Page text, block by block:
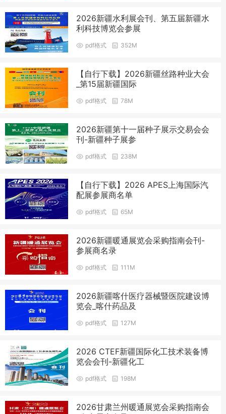
2026新疆水利展会刊、第五届新疆水
利科技博览会参展
pdf格式 352M
【自行下载】2026新疆丝路种业大会
_第15届新疆国际
pdf格式 78M
2026新疆第十一届种子展示交易会会
刊-新疆种子展参
pdf格式 238M
【自行下载】2026 APES上海国际汽
配展参展商名单
pdf格式 65M
2026新疆暖通展览会采购指南会刊-
参展商名录
pdf格式 111M
2026新疆喀什医疗器械暨医院建设博
览会_喀什药品及
pdf格式 127M
2026 CTEF新疆国际化工技术装备博
览会会刊-新疆化工
pdf格式 198M
2026甘肃兰州暖通展览会采购指南会